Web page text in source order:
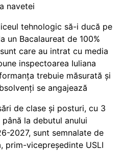
navetei
tehnologic să-i ducă pe
un Bacalaureat de 100%
care au intrat cu media
inspectoarea Iuliana
trebuie măsurată și
se angajează
de clase și posturi, cu 3
până la debutul anului
2027, sunt semnalate de
prim-vicepreședinte USLI